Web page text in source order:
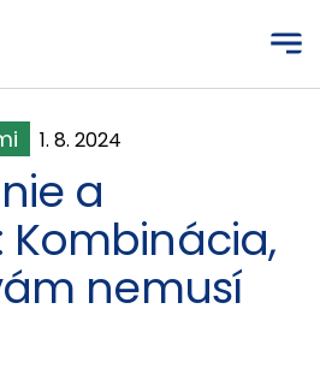
1. 8. 2024
a
nemusí